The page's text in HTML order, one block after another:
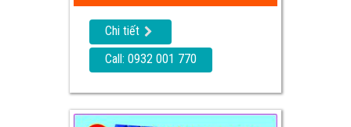
Chi tiết
Call: 0932 001 770